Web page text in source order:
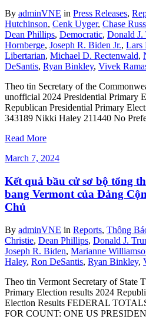
By adminVNE in Press Releases,
Hutchinson, Cenk Uyger, Chase
Dean Phillips, Democratic, Donald J.
Hornberge, Joseph R. Biden Jr., Lars
Libertarian, Michael D. Rectenwald,
DeSantis, Ryan Binkley, Vivek
Theo tin Secretary of the
unofficial 2024 Presidential Primary
Republican Presidential Primary
343189 Nikki Haley 211440 No
Read More
March 7, 2024
Kết quả bầu cử sơ bộ tổng
bang Vermont của Đảng
Chủ
By adminVNE in Reports, Thông
Christie, Dean Phillips, Donald J.
Joseph R. Biden, Marianne
Haley, Ron DeSantis, Ryan Binkley,
Theo tin Vermont Secretary of State
Primary Election results 2024
Election Results FEDERAL
FOR COUNT: ONE US